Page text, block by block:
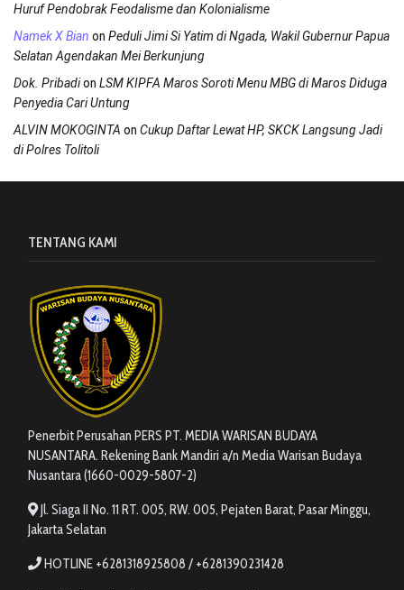
Huruf Pendobrak Feodalisme dan Kolonialisme
Namek X Bian on Peduli Jimi Si Yatim di Ngada, Wakil Gubernur Papua
Selatan Agendakan Mei Berkunjung
Dok. Pribadion LSM KIPFA Maros Soroti Menu MBG di Maros Diduga
Penyedia Cari Untung
ALVIN MOKOGINTA on Cukup Daftar Lewat HP, SKCK Langsung Jadi
di Polres Tolitoli
TENTANG KAMI
Penerbit Perusahan PERS PT. MEDIA WARISAN BUDAYA
NUSANTARA. Rekening Bank Mandiri a/n Media Warisan Budaya
Nusantara (1660-0029-5807-2)
Jl. Siaga II No. 11 RT. 005, RW. 005, Pejaten Barat, Pasar Minggu,
Jakarta Selatan
HOTLINE +6281318925808 / +6281390231428